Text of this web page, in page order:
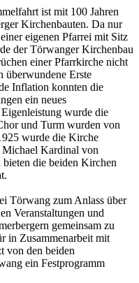
ist mit 100 Jahren
Kirchenbauten. Da nur
eigenen Pfarrei mit Sitz
der Törwanger Kirchenbau
einer Pfarrkirche nicht
überwundene Erste
Inflation konnten die
ein neues
wurde die
und Turm wurden von
wurde die Kirche
Kardinal von
bieten die beiden Kirchen
Törwang zum Anlass über
Veranstaltungen und
gemeinsam zu
in Zusammenarbeit mit
von den beiden
ein Festprogramm